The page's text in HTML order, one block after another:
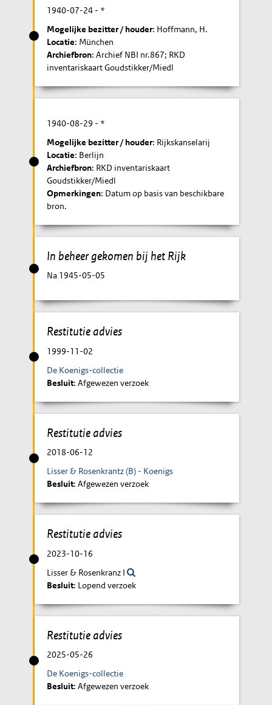
1940-07-24 - *
Mogelijke bezitter / houder: Hoffmann, H.
Locatie: München
Archiefbron: Archief NBI nr.867; RKD
inventariskaart Goudstikker/Miedl
1940-08-29 - *
Mogelijke bezitter / houder: Rijkskanselarij
Locatie: Berlijn
Archiefbron: RKD inventariskaart
Goudstikker/Miedl
Opmerkingen: Datum op basis van beschikbare
bron.
In beheer gekomen bij het Rijk
Na 1945-05-05
Restitutie advies
1999-11-02
De Koenigs-collectie
Besluit: Afgewezen verzoek
Restitutie advies
2018-06-12
Lisser & Rosenkrantz (B) - Koenigs
Besluit: Afgewezen verzoek
Restitutie advies
2023-10-16
Lisser & Rosenkranz I
Besluit: Lopend verzoek
Restitutie advies
2025-05-26
De Koenigs-collectie
Besluit: Afgewezen verzoek